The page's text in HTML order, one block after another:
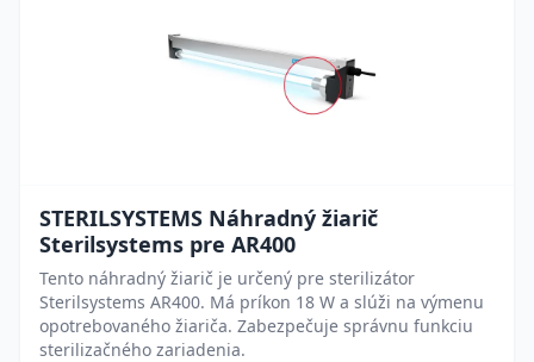
STERILSYSTEMS Náhradný žiarič
Sterilsystems pre AR400
Tento náhradný žiarič je určený pre sterilizátor
Sterilsystems AR400. Má príkon 18 W a slúži na výmenu
opotrebovaného žiariča. Zabezpečuje správnu funkciu
sterilizačného zariadenia.